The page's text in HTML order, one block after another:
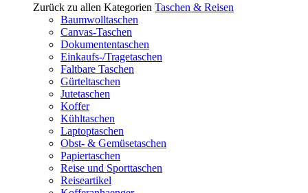
Zurück zu allen Kategorien Taschen & Reisen
Baumwolltaschen
Canvas-Taschen
Dokumententaschen
Einkaufs-/Tragetaschen
Faltbare Taschen
Gürteltaschen
Jutetaschen
Koffer
Kühltaschen
Laptoptaschen
Obst- & Gemüsetaschen
Papiertaschen
Reise und Sporttaschen
Reiseartikel